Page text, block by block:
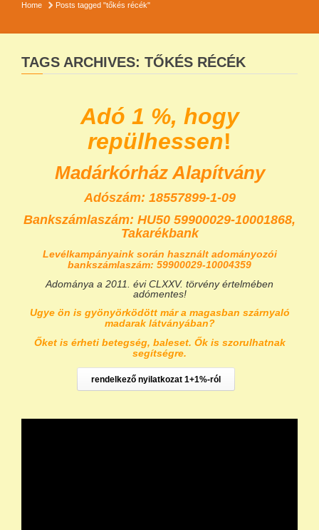
Home Posts tagged "tőkés récék"
TAGS ARCHIVES: TŐKÉS RÉCÉK
Adó 1 %, hogy
repülhessen!
Madárkórház Alapítvány
Adószám: 18557899-1-09
Bankszámlaszám: HU50 59900029-10001868,
Takarékbank
Levélkampányaink során használt adományozói
bankszámlaszám: 59900029-10004359
Adománya a 2011. évi CLXXV. törvény értelmében
adómentes!
Ugye ön is gyönyörködött már a magasban szárnyaló
madarak látványában?
Őket is érheti betegség, baleset. Ők is szorulhatnak
segítségre.
rendelkező nyilatkozat 1+1%-ról